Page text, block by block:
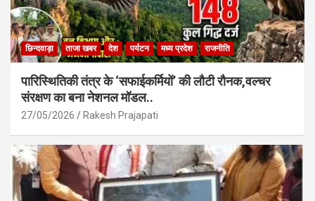
छिन्दवाड़ा ताजा खबर देश पर्यटन मध्य प्रदेश राजनीति
पारिस्थितिकी तंत्र के ‘सफाईकर्मियों’ की लौटी रौनक,वल्चर
संरक्षण का बना नेशनल मॉडल..
27/05/2026 Rakesh Prajapati